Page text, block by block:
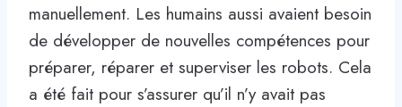
manuellement. Les humains aussi avaient besoin
de développer de nouvelles compétences pour
préparer, réparer et superviser les robots. Cela
a été fait pour s’assurer qu’il n’y avait pas